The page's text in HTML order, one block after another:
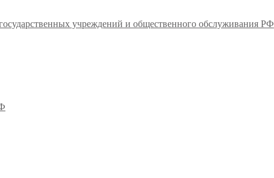
учреждений и общественного обслуживания РФ